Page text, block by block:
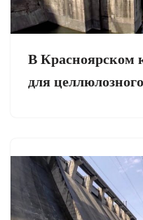
В Красноярском
для